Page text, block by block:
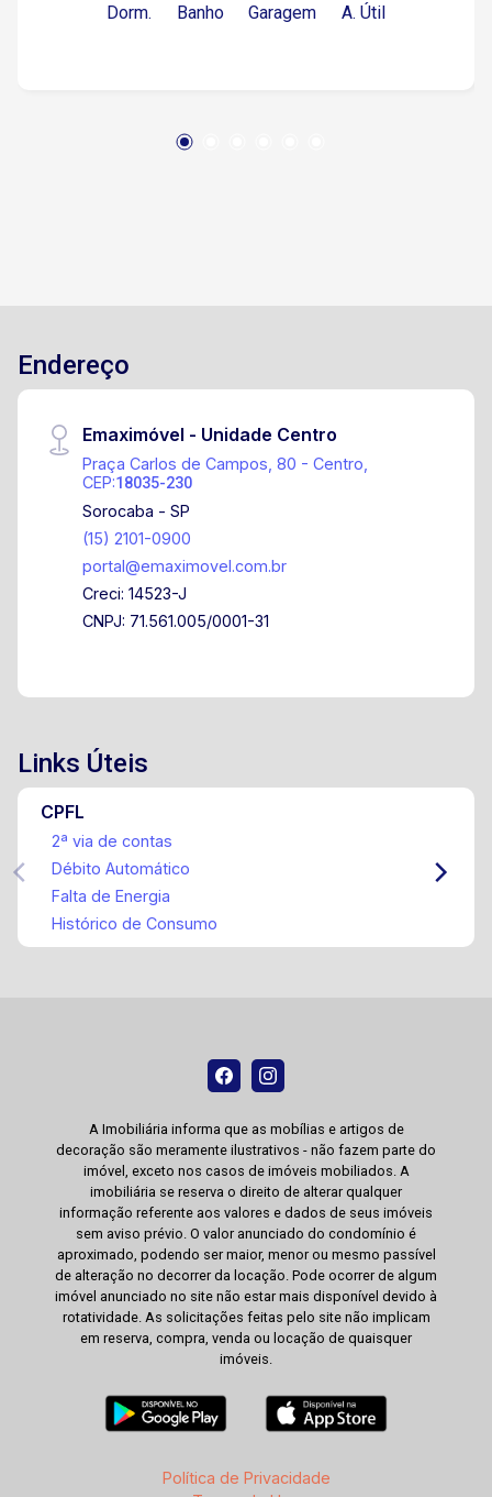
Dorm.
Banho
Garagem
A. Útil
Endereço
Emaximóvel - Unidade Centro
Praça Carlos de Campos, 80 - Centro,
CEP:18035-230
Sorocaba - SP
(15) 2101-0900
portal@emaximovel.com.br
Creci: 14523-J
CNPJ: 71.561.005/0001-31
Links Úteis
CPFL
2ª via de contas
Débito Automático
Falta de Energia
Histórico de Consumo
A Imobiliária informa que as mobílias e artigos de
decoração são meramente ilustrativos - não fazem parte do
imóvel, exceto nos casos de imóveis mobiliados. A
imobiliária se reserva o direito de alterar qualquer
informação referente aos valores e dados de seus imóveis
sem aviso prévio. O valor anunciado do condomínio é
aproximado, podendo ser maior, menor ou mesmo passível
de alteração no decorrer da locação. Pode ocorrer de algum
imóvel anunciado no site não estar mais disponível devido à
rotatividade. As solicitações feitas pelo site não implicam
em reserva, compra, venda ou locação de quaisquer
imóveis.
Política de Privacidade